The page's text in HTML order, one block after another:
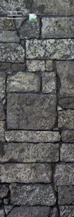
内
容
を
ス
キ
ッ
プ